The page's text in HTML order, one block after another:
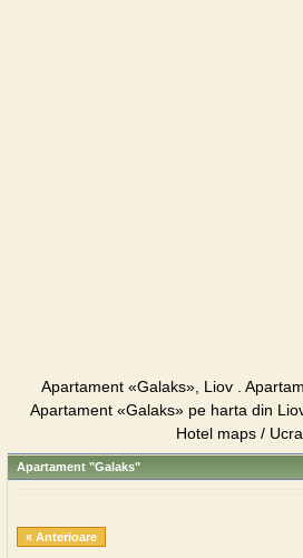
Apartament «Galaks», Liov .
Apartament «Galaks» pe harta din
Hotel maps /
Apartament "Galaks"
« Anterioare